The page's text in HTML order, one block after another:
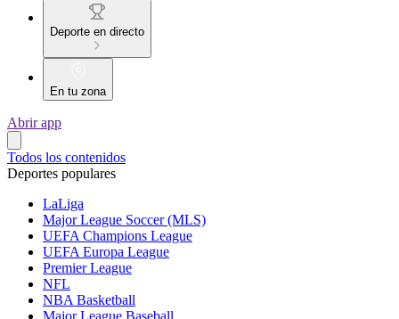
Deporte en directo
En tu zona
Abrir app
Todos los contenidos
Deportes populares
LaLiga
Major League Soccer (MLS)
UEFA Champions League
UEFA Europa League
Premier League
NFL
NBA Basketball
Major League Baseball